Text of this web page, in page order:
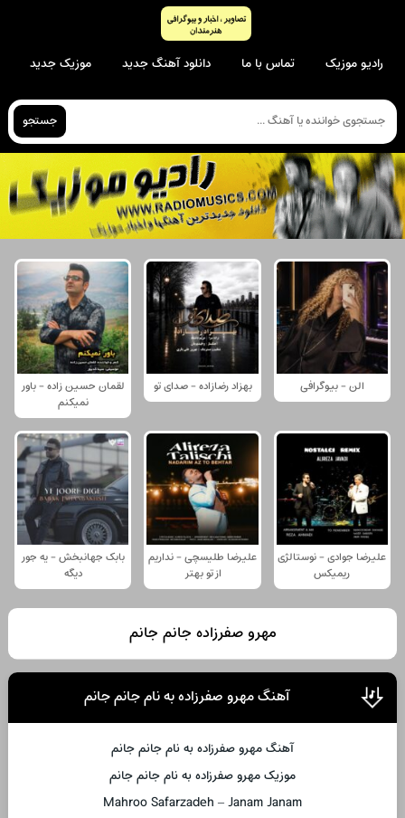
رادیو موزیک تماس با ما دانلود آهنگ جدید موزیک جدید
جستجو
الن - بیوگرافی بهزاد رضازاده - صدای تو
لقمان حسین زاده - باور
نمیکنم
علیرضا جوادی - نوستالژی
ریمیکس
علیرضا طلیسچی - نداریم
از تو بهتر
بابک جهانبخش - یه جور
دیگه
مهرو صفرزاده جانم جانم
آهنگ مهرو صفرزاده به نام جانم جانم
آهنگ مهرو صفرزاده به نام جانم جانم
موزیک مهرو صفرزاده به نام جانم جانم
Mahroo Safarzadeh – Janam Janam